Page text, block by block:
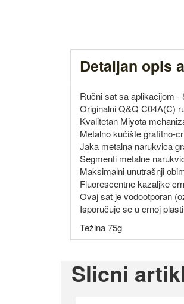
Detaljan opis
Ručni sat sa aplikacijom
Originalni Q&Q C04A(C)
Kvalitetan Miyota
Metalno kućište grafitno-
Jaka metalna narukvica
Segmenti metalne
Maksimalni unutrašnji
Fluorescentne kazaljke
Ovaj sat je vodootporan
Isporučuje se u crnoj
Težina 75g
Slicni